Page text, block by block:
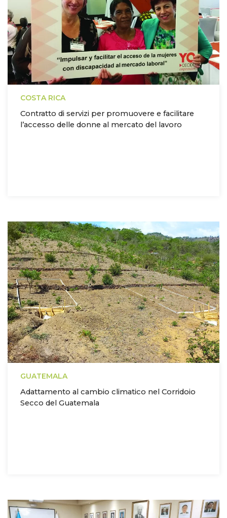
COSTA RICA
Contratto di servizi per promuovere e facilitare
l’accesso delle donne al mercato del lavoro
GUATEMALA
Adattamento al cambio climatico nel Corridoio
Secco del Guatemala